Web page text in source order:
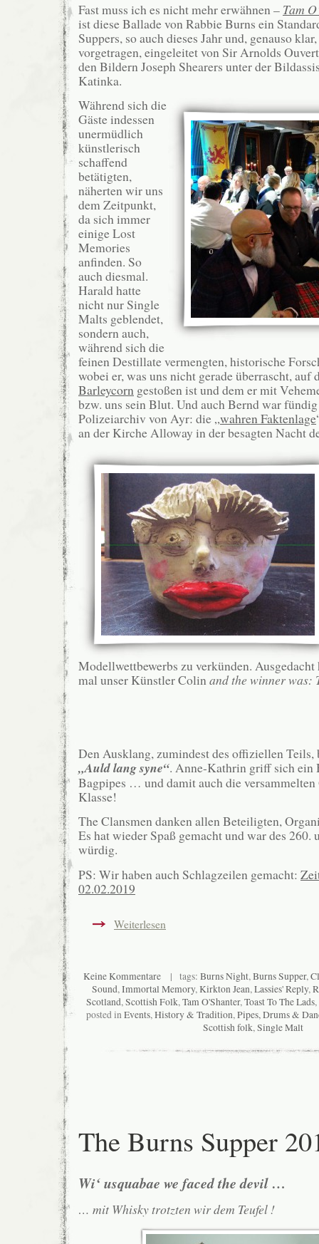
Fast muss ich es nicht mehr erwähnen – Tam
ist diese Ballade von Rabbie Burns ein
Suppers, so auch dieses Jahr und, genauso
vorgetragen, eingeleitet von Sir Arnolds
den Bildern Joseph Shearers unter der
Katinka.
Während sich die
Gäste indessen
unermüdlich
künstlerisch
schaffend
betätigten,
näherten wir uns
dem Zeitpunkt,
da sich immer
einige Lost
Memories
anfinden. So
auch diesmal.
Harald hatte
nicht nur Single
Malts geblendet,
sondern auch,
während sich die
feinen Destillate vermengten, historische
wobei er, was uns nicht gerade überrascht, auf
Barleycorn gestoßen ist und dem er mit
bzw. uns sein Blut. Und auch Bernd war
Polizeiarchiv von Ayr: die „wahren Faktenlage
an der Kirche Alloway in der besagten Nacht
Modellwettbewerbs zu verkünden.
mal unser Künstler Colin and the winner was:
Den Ausklang, zumindest des offiziellen
„Auld lang syne“. Anne-Kathrin griff sich ein
Bagpipes … und damit auch die
Klasse!
The Clansmen danken allen Beteiligten,
Es hat wieder Spaß gemacht und war des 260.
würdig.
PS: Wir haben auch Schlagzeilen gemacht:
02.02.2019
Weiterlesen
Keine Kommentare| tags: Burns Night,Burns Supper,
Sound,Immortal Memory,Kirkton Jean,Lassies' Reply,
Scotland,Scottish Folk,Tam O'Shanter,Toast To The Lads,
posted inEvents,History & Tradition,Pipes, Drums &
Scottish folk,Single Malt
The Burns Supper
Wi‘ usquabae we faced the devil …
… mit Whisky trotzten wir dem Teufel !